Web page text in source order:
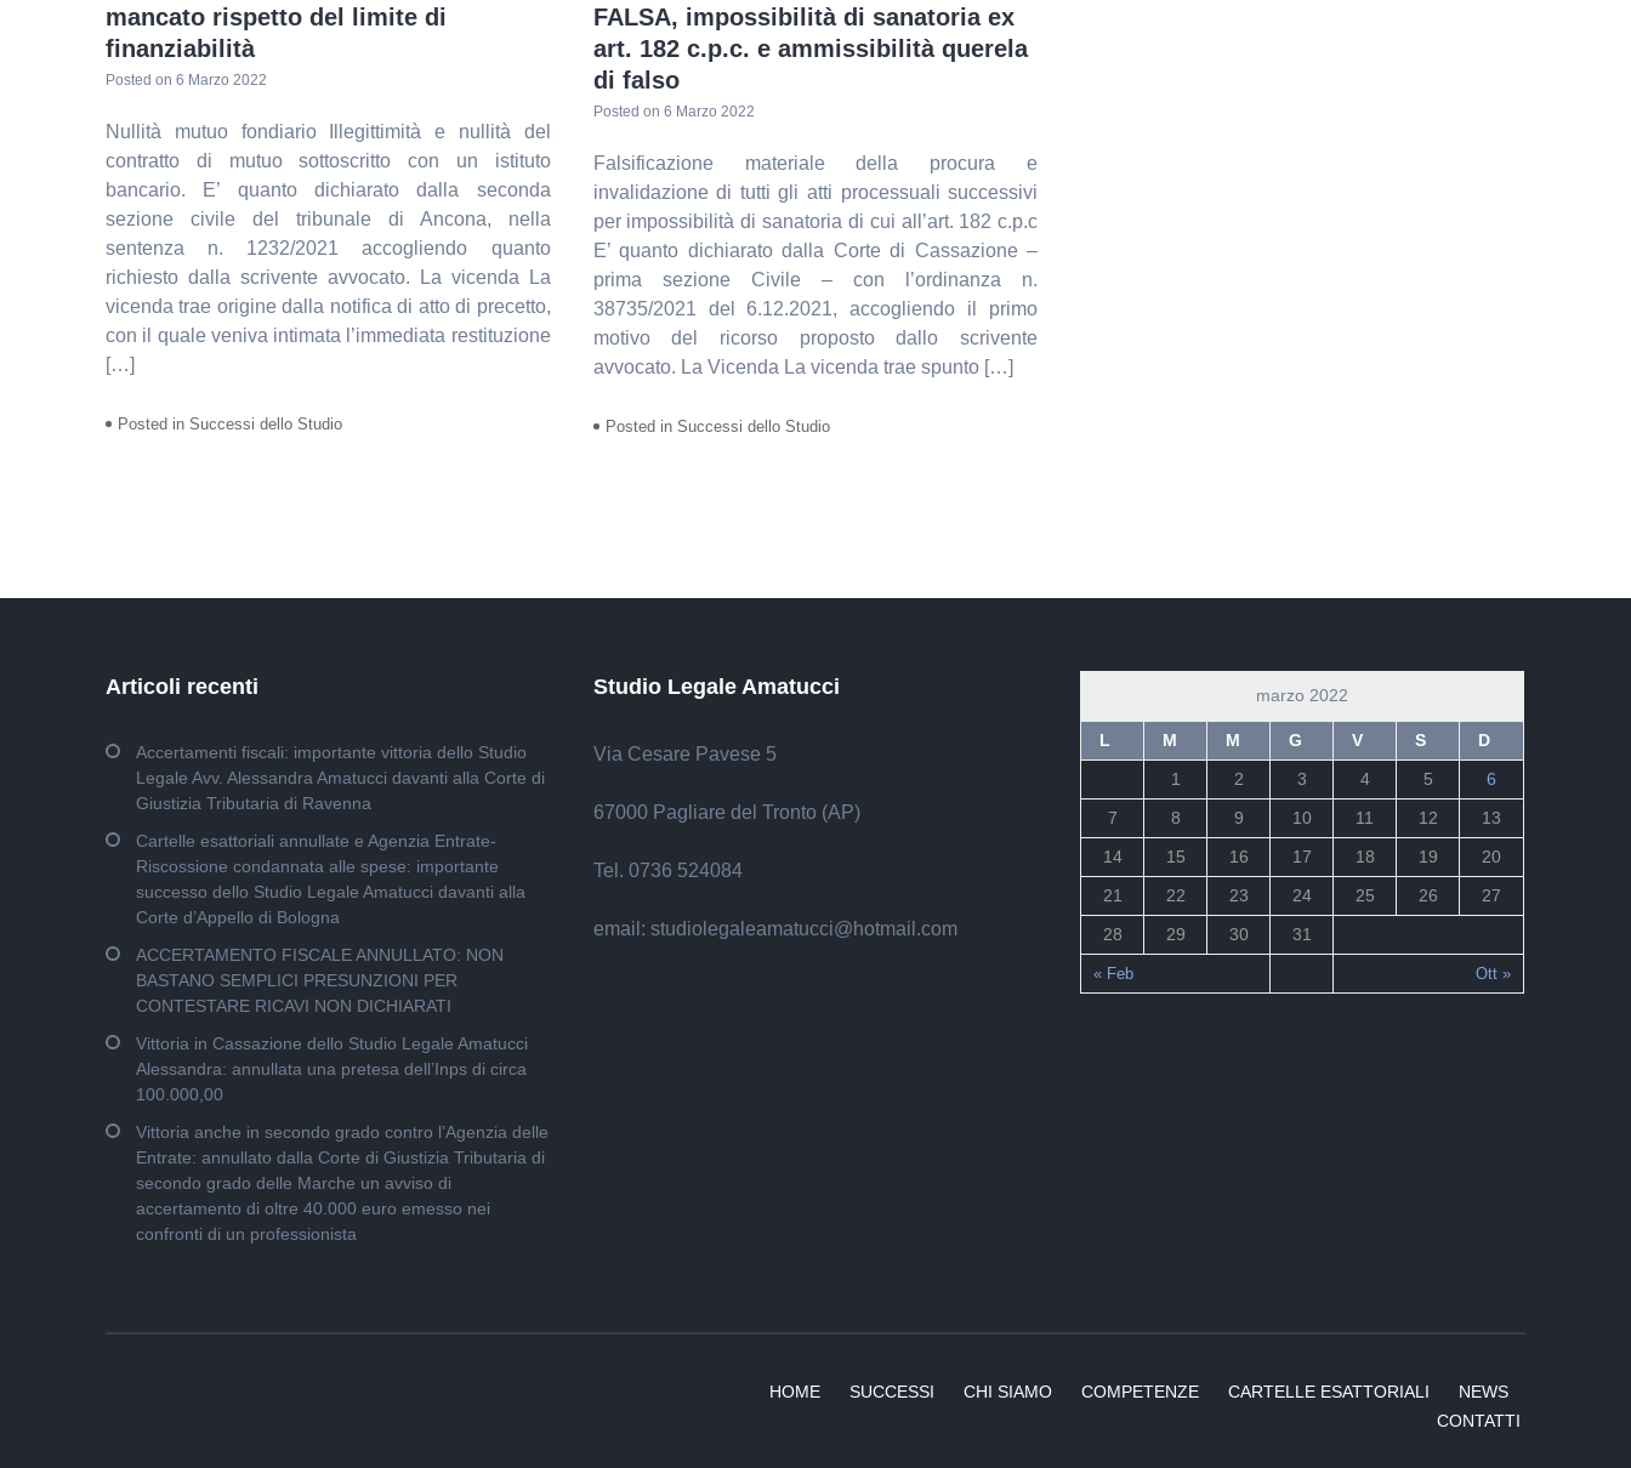
mancato rispetto del limite di
finanziabilità
Posted on 6 Marzo 2022
Nullità mutuo fondiario Illegittimità e nullità del
contratto di mutuo sottoscritto con un istituto
bancario. E’ quanto dichiarato dalla seconda
sezione civile del tribunale di Ancona, nella
sentenza n. 1232/2021 accogliendo quanto
richiesto dalla scrivente avvocato. La vicenda La
vicenda trae origine dalla notifica di atto di precetto,
con il quale veniva intimata l’immediata restituzione
[…]
Posted in Successi dello Studio
FALSA, impossibilità di sanatoria ex
art. 182 c.p.c. e ammissibilità querela
di falso
Posted on 6 Marzo 2022
Falsificazione materiale della procura e
invalidazione di tutti gli atti processuali successivi
per impossibilità di sanatoria di cui all’art. 182 c.p.c
E’ quanto dichiarato dalla Corte di Cassazione –
prima sezione Civile – con l’ordinanza n.
38735/2021 del 6.12.2021, accogliendo il primo
motivo del ricorso proposto dallo scrivente
avvocato. La Vicenda La vicenda trae spunto […]
Posted in Successi dello Studio
Articoli recenti
Accertamenti fiscali: importante vittoria dello Studio
Legale Avv. Alessandra Amatucci davanti alla Corte di
Giustizia Tributaria di Ravenna
Cartelle esattoriali annullate e Agenzia Entrate-
Riscossione condannata alle spese: importante
successo dello Studio Legale Amatucci davanti alla
Corte d’Appello di Bologna
ACCERTAMENTO FISCALE ANNULLATO: NON
BASTANO SEMPLICI PRESUNZIONI PER
CONTESTARE RICAVI NON DICHIARATI
Vittoria in Cassazione dello Studio Legale Amatucci
Alessandra: annullata una pretesa dell’Inps di circa
100.000,00
Vittoria anche in secondo grado contro l’Agenzia delle
Entrate: annullato dalla Corte di Giustizia Tributaria di
secondo grado delle Marche un avviso di
accertamento di oltre 40.000 euro emesso nei
confronti di un professionista
Studio Legale Amatucci
Via Cesare Pavese 5
67000 Pagliare del Tronto (AP)
Tel. 0736 524084
email: studiolegaleamatucci@hotmail.com
marzo 2022
L M M G V S D
« Feb Ott »
1 2 3 4 5
6
7
8 9 10 11 12
13
14
15 16 17 18 19
20
21
22 23 24 25 26
27
28
29 30 31
HOME SUCCESSI CHI SIAMO COMPETENZE CARTELLE ESATTORIALI
NEWS
CONTATTI